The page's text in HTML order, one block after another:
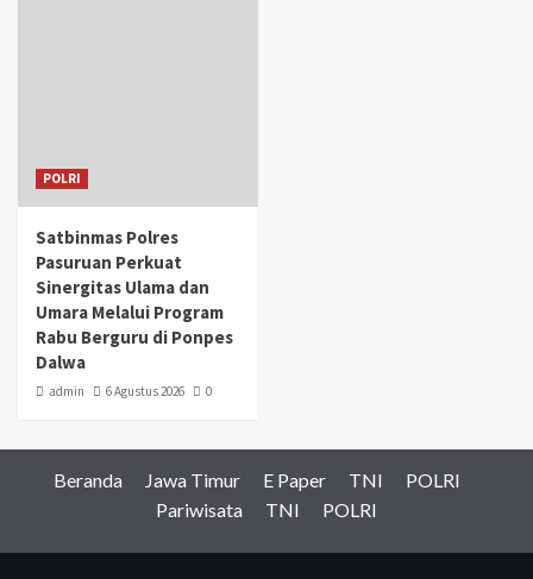
POLRI
Satbinmas Polres
Pasuruan Perkuat
Sinergitas Ulama dan
Umara Melalui Program
Rabu Berguru di Ponpes
Dalwa
admin 6 Agustus 2026 0
Beranda Jawa Timur E Paper TNI
POLRI
Pariwisata
TNI POLRI